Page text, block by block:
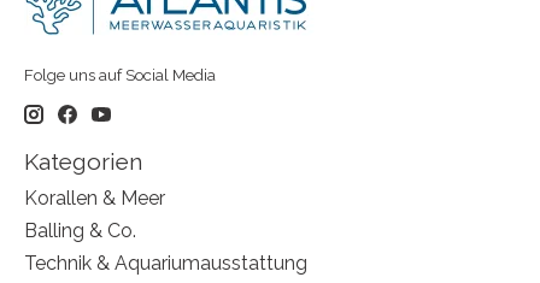
Folge uns auf Social Media
Kategorien
Korallen & Meer
Balling & Co.
Technik & Aquariumausstattung